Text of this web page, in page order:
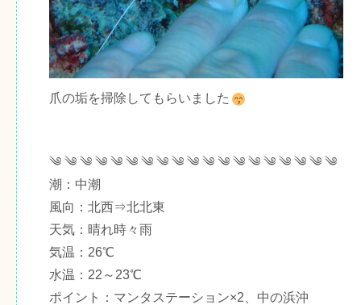
爪の垢を掃除してもらいました
༄ ༄ ༄ ༄ ༄ ༄ ༄ ༄ ༄ ༄ ༄ ༄ ༄ ༄ ༄ ༄ ༄ ༄ ༄
潮：中潮
風向：北西⇒北北東
天気：晴れ時々雨
気温：26℃
水温：22～23℃
ポイント：マンタステーション×2、中の浜沖